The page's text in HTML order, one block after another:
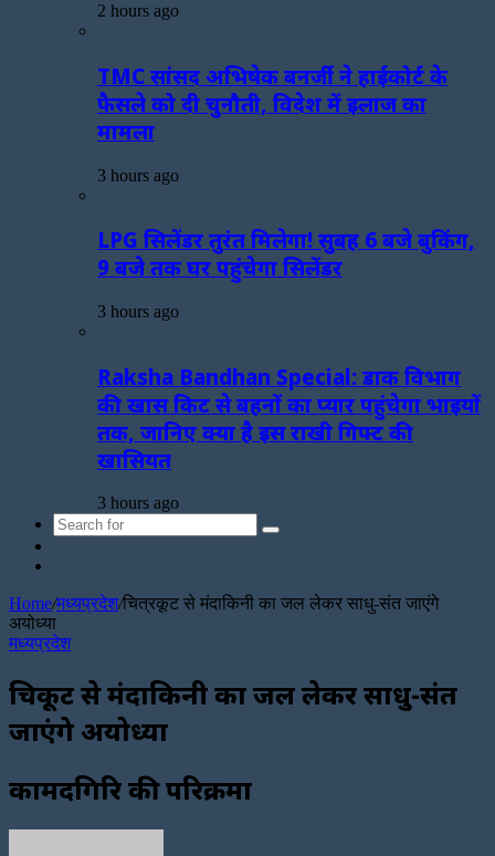
2 hours ago
TMC सांसद अभिषेक बनर्जी ने हाईकोर्ट के
फैसले को दी चुनौती, विदेश में इलाज का
मामला
3 hours ago
LPG सिलेंडर तुरंत मिलेगा! सुबह 6 बजे बुकिंग,
9 बजे तक घर पहुंचेगा सिलेंडर
3 hours ago
Raksha Bandhan Special: डाक विभाग
की खास किट से बहनों का प्यार पहुंचेगा भाइयों
तक, जानिए क्या है इस राखी गिफ्ट की
खासियत
3 hours ago
Search
Home/मध्यप्रदेश/चित्रकूट से मंदाकिनी का जल लेकर साधु-संत जाएंगे
अयोध्या
मध्यप्रदेश
चित्रकूट से मंदाकिनी का जल लेकर साधु-संत
जाएंगे अयोध्या
कामदगिरि की परिक्रमा